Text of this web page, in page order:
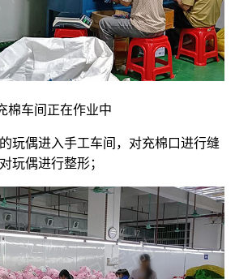
棉车间正在作业中
玩偶进入手工车间，对充棉口进行缝
玩偶进行整形；